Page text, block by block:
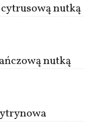
nutką
nutką